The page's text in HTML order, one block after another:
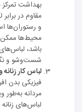
بهداشت
مقاوم در
و رستوران‌ها
محیط‌ها ممکن
باشد،
شست‌وشو و
لباس کار زنانه
فیزیکی بدن
مردانه
لباس‌های